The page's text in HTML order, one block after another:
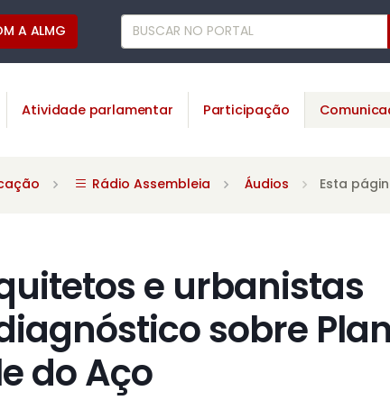
A ALMG
Atividade parlamentar Participação
Rádio Assembleia Áudios Esta
e urbanistas
sobre
do Aço